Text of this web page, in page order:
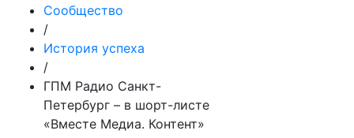
Сообщество
/
История успеха
/
ГПМ Радио Санкт-
Петербург – в шорт-листе
«Вместе Медиа. Контент»